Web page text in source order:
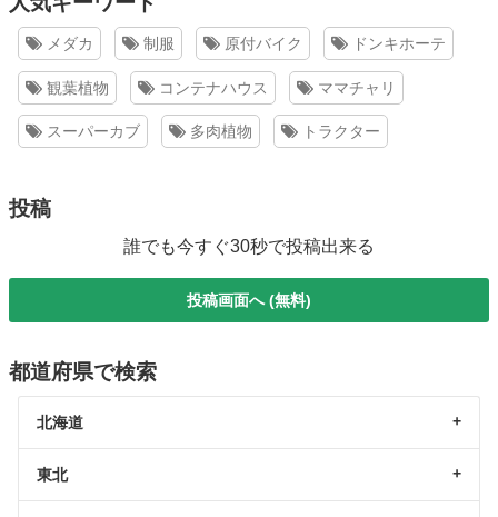
メダカ 制服 原付バイク ドンキホーテ
観葉植物 コンテナハウス ママチャリ
スーパーカブ 多肉植物 トラクター
投稿
誰でも今すぐ30秒で投稿出来る
投稿画面へ (無料)
都道府県で検索
北海道
東北